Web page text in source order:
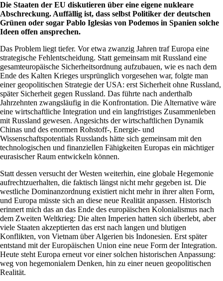
Die Staaten der EU diskutieren über eine eigene nukleare
Abschreckung. Auffällig ist, dass selbst Politiker der deutschen
Grünen oder sogar Pablo Iglesias von Podemos in Spanien solche
Ideen offen ansprechen.
Das Problem liegt tiefer. Vor etwa zwanzig Jahren traf Europa eine
strategische Fehlentscheidung. Statt gemeinsam mit Russland eine
gesamteuropäische Sicherheitsordnung aufzubauen, wie es nach dem
Ende des Kalten Krieges ursprünglich vorgesehen war, folgte man
einer geopolitischen Strategie der USA: erst Sicherheit ohne Russland,
später Sicherheit gegen Russland. Das führte nach anderthalb
Jahrzehnten zwangsläufig in die Konfrontation. Die Alternative wäre
eine wirtschaftliche Integration und ein langfristiges Zusammenleben
mit Russland gewesen. Angesichts der wirtschaftlichen Dynamik
Chinas und des enormen Rohstoff-, Energie- und
Wissenschaftspotentials Russlands hätte sich gemeinsam mit den
technologischen und finanziellen Fähigkeiten Europas ein mächtiger
eurasischer Raum entwickeln können.
Statt dessen versucht der Westen weiterhin, eine globale Hegemonie
aufrechtzuerhalten, die faktisch längst nicht mehr gegeben ist. Die
westliche Dominanzordnung existiert nicht mehr in ihrer alten Form,
und Europa müsste sich an diese neue Realität anpassen. Historisch
erinnert mich das an das Ende des europäischen Kolonialismus nach
dem Zweiten Weltkrieg: Die alten Imperien hatten sich überlebt, aber
viele Staaten akzeptierten das erst nach langen und blutigen
Konflikten, von Vietnam über Algerien bis Indonesien. Erst später
entstand mit der Europäischen Union eine neue Form der Integration.
Heute steht Europa erneut vor einer solchen historischen Anpassung:
weg von hegemonialem Denken, hin zu einer neuen geopolitischen
Realität.